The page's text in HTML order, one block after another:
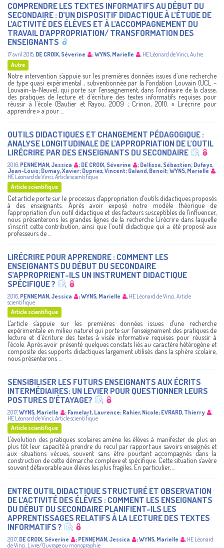
COMPRENDRE LES TEXTES INFORMATIFS AU DÉBUT DU
SECONDAIRE : D’UN DISPOSITIF DIDACTIQUE À L’ÉTUDE DE
L’ACTIVITÉ DES ÉLÈVES ET À L’ACCOMPAGNEMENT DU
TRAVAIL D’APPROPRIATION/ TRANSFORMATION DES
ENSEIGNANTS
17 avril 2015, DE CROIX, Séverine ;WYNS, Marielle , HE Léonard de Vinci,Autre
Autre
Notre intervention s’appuie sur les premières données issues d’une recherche
de type quasi expérimental , subventionnée par la Fondation Louvain (UCL –
Louvain-la-Neuve), qui porte sur l’enseignement, dans l’ordinaire de la classe,
des pratiques de lecture et d’écriture des textes informatifs requises pour
réussir à l’école (Bautier et Rayou, 2009 ; Crinon, 2011). « Lirécrire pour
apprendre » a pour ...
OUTILS DIDACTIQUES ET CHANGEMENT PÉDAGOGIQUE :
ANALYSE LONGITUDINALE DE L’APPROPRIATION DE L’OUTIL
LIRÉCRIRE PAR DES ENSEIGNANTS DU SECONDAIRE
2016, PENNEMAN, Jessica ; DE CROIX, Séverine ; Dellisse, Sébastien; Dufays,
Jean-Louis; Dumay, Xavier; Dupriez, Vincent; Galand, Benoît;WYNS, Marielle
,
HE Léonard de Vinci,Article scientifique
Article scientifique
Cet article porte sur le processus d’appropriation d’outils didactiques proposés
à des enseignants. Après avoir exposé notre modèle théorique de
l’appropriation d’un outil didactique et des facteurs susceptibles de l’influencer,
nous présenterons les grandes lignes de la recherche Lirécrire dans laquelle
s’inscrit cette contribution, ainsi que l’outil didactique qui a été proposé aux
professeurs de ...
LIRÉCRIRE POUR APPRENDRE : COMMENT LES
ENSEIGNANTS DU DÉBUT DU SECONDAIRE
S’APPROPRIENT-ILS UN INSTRUMENT DIDACTIQUE
SPÉCIFIQUE ?
2016 PENNEMAN, Jessica ;WYNS, Marielle , HE Léonard de Vinci Article
scientifique
Article scientifique
L’article s’appuie sur les premières données issues d’une recherche
expérimentale en milieu naturel qui porte sur l’enseignement des pratiques de
lecture et d’écriture des textes à visée informative requises pour réussir à
l’école. Après avoir présenté quelques constats liés au caractère hétérogène et
composite des supports didactiques largement utilisés dans la sphère scolaire,
nous présenterons ...
SENSIBILISER LES FUTURS ENSEIGNANTS AUX ÉCRITS
INTERMÉDIAIRES: UN LEVIER POUR QUESTIONNER LEURS
POSTURES D’ÉTAYAGE?
2017, WYNS, Marielle ; Famelart, Laurence; Rahier, Nicole; EVRARD, Thierry
,
HE Léonard de Vinci Article scientifique
Article scientifique
L’évolution des pratiques scolaires amène les élèves à manifester de plus en
plus tôt leur capacité à prendre du recul par rapport aux savoirs enseignés et
aux situations vécues, souvent sans être pourtant accompagnés dans la
construction de cette démarche complexe et spécifique. Cette situation s’avère
souvent défavorable aux élèves les plus fragiles. En particulier, ...
ENTRE OUTIL DIDACTIQUE STRUCTURÉ ET OBSERVATION
DE L’ACTIVITÉ DES ÉLÈVES : COMMENT LES ENSEIGNANTS
DU DÉBUT DU SECONDAIRE PLANIFIENT-ILS LES
APPRENTISSAGES RELATIFS À LA LECTURE DES TEXTES
INFORMATIFS ?
2017, DE CROIX, Séverine ; PENNEMAN, Jessica ;WYNS, Marielle , HE Léonard
de Vinci Livre/Ouvrage ou monographie